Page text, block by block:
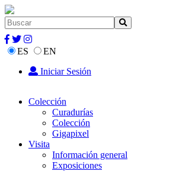
ES
EN
Iniciar Sesión
Colección
Curadurías
Colección
Gigapixel
Visita
Información general
Exposiciones